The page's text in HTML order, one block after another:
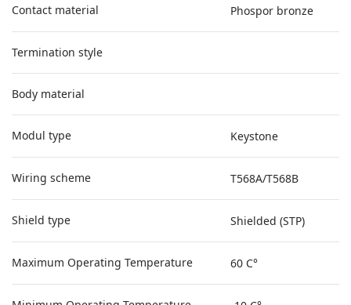
Contact material Phospor bronze
Termination style
Body material
Modul type Keystone
Wiring scheme T568A/T568B
Shield type Shielded (STP)
Maximum Operating Temperature 60 C°